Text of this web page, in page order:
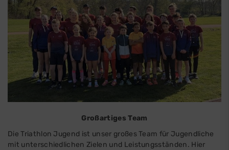
Großartiges Team
Die Triathlon Jugend ist unser großes Team für Jugendliche
mit unterschiedlichen Zielen und Leistungsständen. Hier